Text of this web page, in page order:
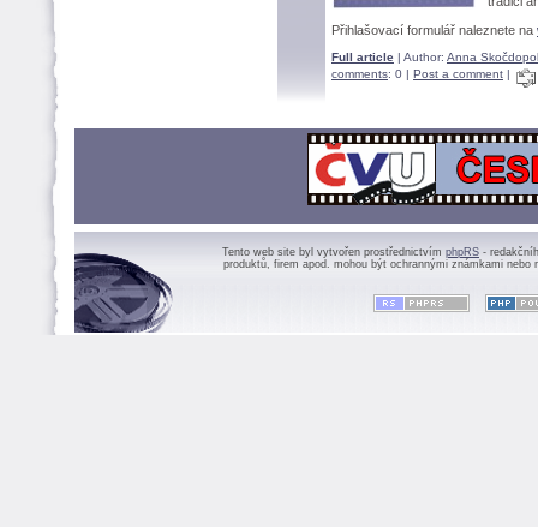
Přihlašovací formulář naleznete na
Full article | Author: Anna
comments: 0 | Post a comment |
Tento web site byl vytvořen prostřednictvím phpRS -
produktů, firem apod. mohou být ochrannými známkami